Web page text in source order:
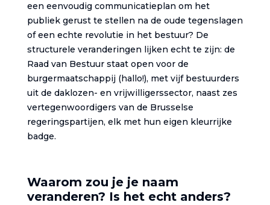
een eenvoudig communicatieplan om het
publiek gerust te stellen na de oude tegenslagen
of een echte revolutie in het bestuur? De
structurele veranderingen lijken echt te zijn: de
Raad van Bestuur staat open voor de
burgermaatschappij (hallo!), met vijf bestuurders
uit de daklozen- en vrijwilligerssector, naast zes
vertegenwoordigers van de Brusselse
regeringspartijen, elk met hun eigen kleurrijke
badge.
Waarom zou je je naam
veranderen? Is het echt anders?